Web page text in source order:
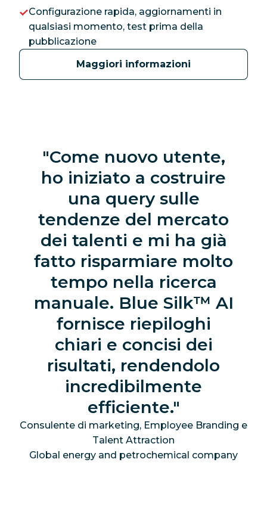
Configurazione rapida, aggiornamenti in
qualsiasi momento, test prima della
pubblicazione
Maggiori informazioni
Come nuovo utente,
ho iniziato a costruire
una query sulle
tendenze del mercato
dei talenti e mi ha già
fatto risparmiare molto
tempo nella ricerca
manuale. Blue Silk™ AI
fornisce riepiloghi
chiari e concisi dei
risultati, rendendolo
incredibilmente
efficiente.
Consulente di marketing, Employee Branding e
Talent Attraction
Global energy and petrochemical company